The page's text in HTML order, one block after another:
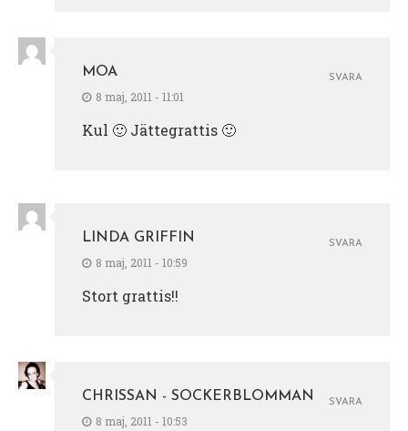
MOA
8 maj, 2011 - 11:01
Kul 🙂 Jättegrattis 🙂
SVARA
LINDA GRIFFIN
8 maj, 2011 - 10:59
Stort grattis!!
SVARA
CHRISSAN - SOCKERBLOMMAN
8 maj, 2011 - 10:53
SVARA